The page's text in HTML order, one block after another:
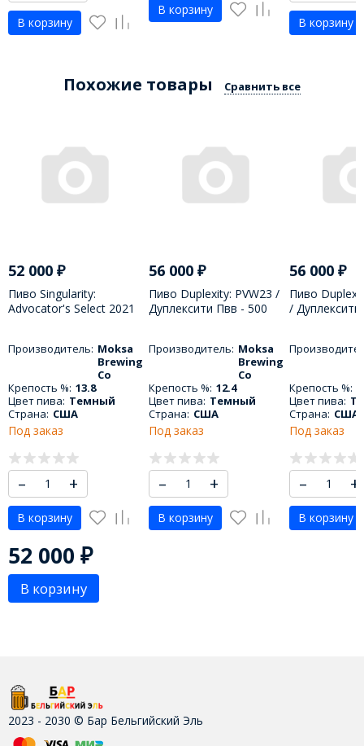
В корзину
В корзину
В корзину
Похожие товары Сравнить все
52 000 ₽
Пиво Singularity:
Advocator's Select 2021
500 МЛ
Производитель: Moksa
Brewing
Co
Крепость %: 13.8
Цвет пива: Темный
Страна: США
Под заказ
– +
В корзину
56 000 ₽
Пиво Duplexity: PVW23 /
Дуплексити Пвв - 500
Производитель: Moksa
Brewing
Co
Крепость %: 12.4
Цвет пива: Темный
Страна: США
Под заказ
– +
В корзину
56 000 ₽
Пиво
/
Крепость %:
Цвет пива:
Страна: США
Под заказ
– +
В корзину
52 000 ₽
В корзину
2023 - 2030 © Бар Бельгийский Эль